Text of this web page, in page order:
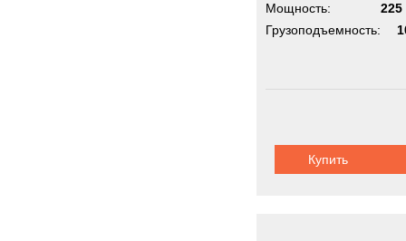
Мощность:
225
Грузоподъемность:
Купить